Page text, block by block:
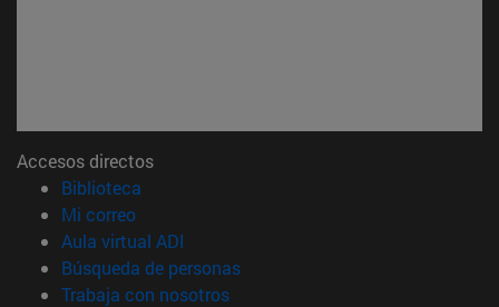
Accesos directos
Biblioteca
Mi correo(abre en nueva ventana)
Aula virtual ADI
Búsqueda de personas(abre en nueva ventana)
Trabaja con nosotros(abre en nueva ventana)